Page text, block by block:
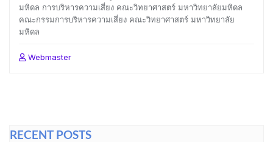
มหิดล การบริหารความเสี่ยง คณะวิทยาศาสตร์ มหาวิทยาลัยมหิดล
คณะกรรมการบริหารความเสี่ยง คณะวิทยาศาสตร์ มหาวิทยาลัย
มหิดล
Webmaster
RECENT POSTS